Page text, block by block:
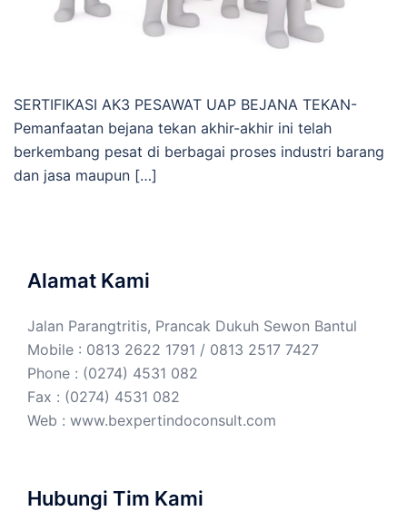
SERTIFIKASI AK3 PESAWAT UAP BEJANA TEKAN-
Pemanfaatan bejana tekan akhir-akhir ini telah
berkembang pesat di berbagai proses industri barang
dan jasa maupun […]
Alamat Kami
Jalan Parangtritis, Prancak Dukuh Sewon Bantul
Mobile : 0813 2622 1791 / 0813 2517 7427
Phone : (0274) 4531 082
Fax : (0274) 4531 082
Web : www.bexpertindoconsult.com
Hubungi Tim Kami